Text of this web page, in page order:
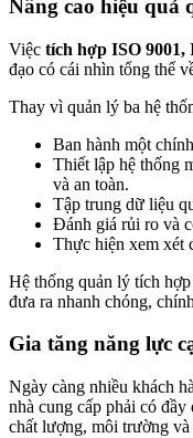
Nâng cao hiệu quả
Việc tích hợp ISO 9001,
đạo có cái nhìn tổng thể
Thay vì quản lý ba hệ
Ban hành một
Thiết lập hệ thống
và an toàn.
Tập trung dữ liệu
Đánh giá rủi ro và
Thực hiện xem xét
Hệ thống quản lý tích
đưa ra nhanh chóng,
Gia tăng năng lực
Ngày càng nhiều khách
nhà cung cấp phải có
chất lượng, môi trường và